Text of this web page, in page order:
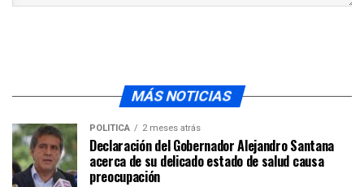
MÁS NOTICIAS
POLÍTICA 2 meses atrás
Declaración del Gobernador Alejandro Santana
acerca de su delicado estado de salud causa
preocupación